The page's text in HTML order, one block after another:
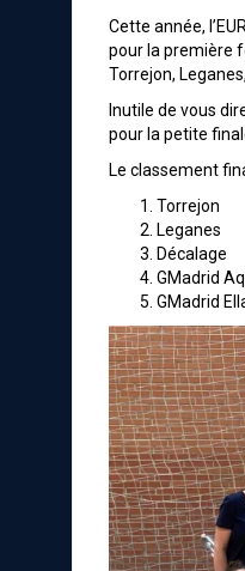
Cette année,
pour la première
Torrejon,
Inutile de vous
pour la petite
Le classement
Torrejon
Leganes
Décalage
GMadrid
GMadrid